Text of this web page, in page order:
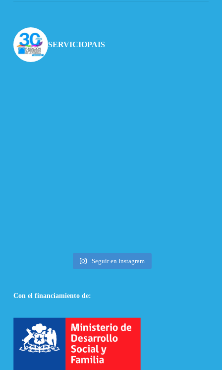
SERVICIOPAIS
Seguir en Instagram
Con el financiamiento de: